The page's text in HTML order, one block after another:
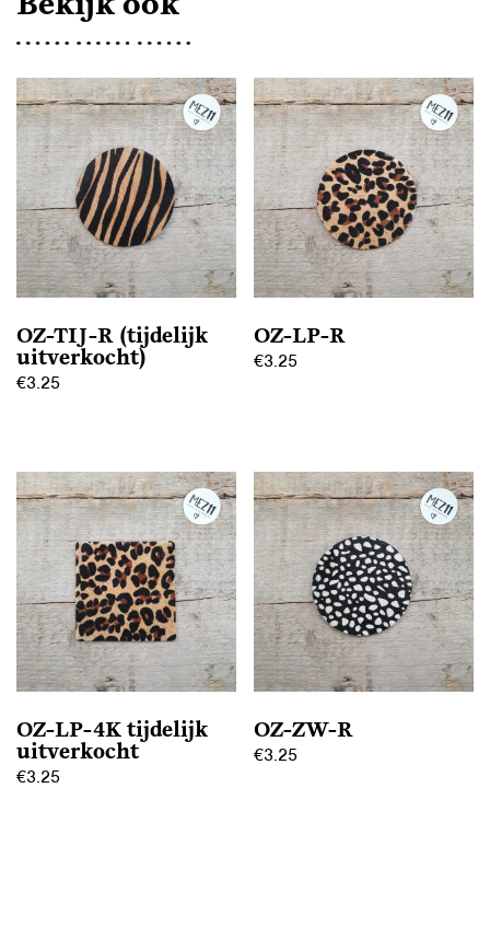
OZ-TIJ-R (tijdelijk
uitverkocht)
€3.25
OZ-LP-R
€3.25
OZ-LP-4K tijdelijk
uitverkocht
€3.25
OZ-ZW-R
€3.25